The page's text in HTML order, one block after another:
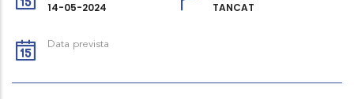
14-05-2024 TANCAT
Data prevista